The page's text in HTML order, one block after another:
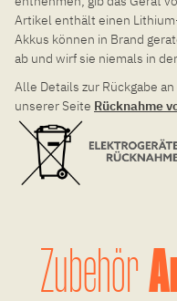
Artikel enthält einen
Akkus können in Brand
ab und wirf sie niemals in
Alle Details zur Rückgabe
unserer Seite Rücknahme
Zubehör